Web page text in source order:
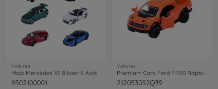
Voitures
Majo Mercedes X1 Blister 6 Asst
8502100001
Voitures
212053052Q39